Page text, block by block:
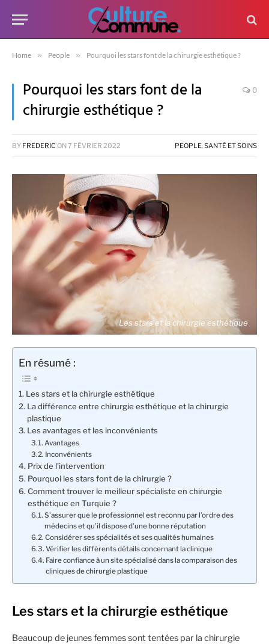
Home » People » Pourquoi les stars font de la chirurgie esthétique ?
Pourquoi les stars font de la
chirurgie esthétique ?
0
BY FREDERIC ON 7 FÉVRIER 2022 PEOPLE,SANTÉ ET SOINS
Les stars et la chirurgie esthétique
En résumé :
Les stars et la chirurgie esthétique
La différence entre chirurgie esthétique et la chirurgie
plastique
Les avantages et les inconvénients
Avantages
Inconvénients
Prix de l’intervention
Pourquoi les stars font de la chirurgie ?
Comment trouver le meilleur spécialiste en chirurgie
esthétique en Turquie ?
S’assurer que le professionnel est reconnu par l’ordre des
médecins et qu’il dispose d’une bonne réputation
Considérer ses spécialités et ses qualités humaines
Vérifier les différents détails concernant la clinique
Faire confiance à un site spécialisé dans la comparaison des
cliniques de chirurgie plastique
Les stars et la chirurgie esthétique
Beaucoup de jeunes femmes sont tentées par la chirurgie